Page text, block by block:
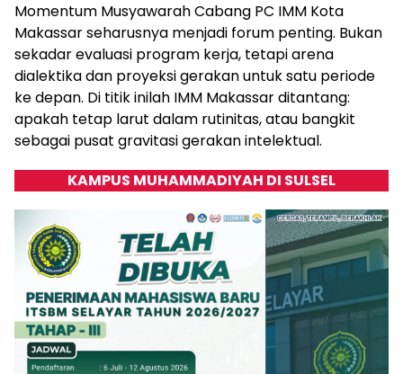
Momentum Musyawarah Cabang PC IMM Kota
Makassar seharusnya menjadi forum penting. Bukan
sekadar evaluasi program kerja, tetapi arena
dialektika dan proyeksi gerakan untuk satu periode
ke depan. Di titik inilah IMM Makassar ditantang:
apakah tetap larut dalam rutinitas, atau bangkit
sebagai pusat gravitasi gerakan intelektual.
KAMPUS MUHAMMADIYAH DI SULSEL